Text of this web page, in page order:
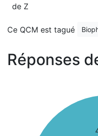
de Z
Ce QCM est tagué
Réponses